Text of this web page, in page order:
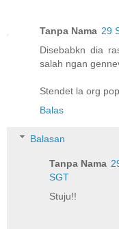
Tanpa Nama 29
Disebabkn dia
salah ngan
Stendet la org
Balas
Balasan
Tanpa Nama
SGT
Stuju!!